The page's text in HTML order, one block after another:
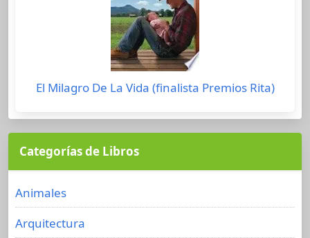
El Milagro De La Vida (finalista Premios Rita)
Categorías de Libros
Animales
Arquitectura